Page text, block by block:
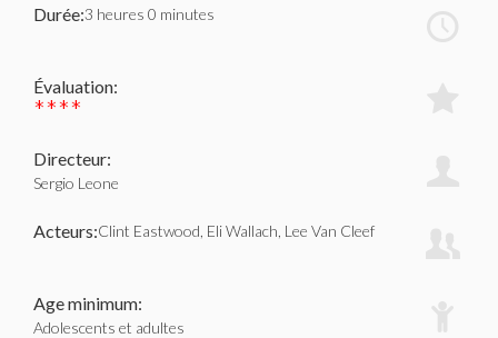
Durée:3 heures 0 minutes
Évaluation:
****
Directeur:
Sergio Leone
Acteurs:Clint Eastwood, Eli Wallach, Lee Van Cleef
Age minimum:
Adolescents et adultes